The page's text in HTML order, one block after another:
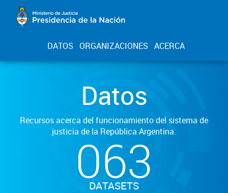
DATOS ORGANIZACIONES ACERCA
Datos
Recursos acerca del funcionamiento del sistema de
justicia de la República Argentina.
063
DATASETS